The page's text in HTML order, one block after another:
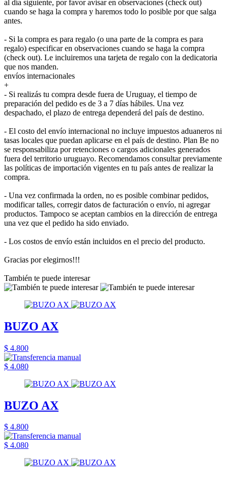
al día siguiente, por favor avisar en observaciones (check out)
cuando se haga la compra y haremos todo lo posible por que salga
antes.
- Si la compra es para regalo (o una parte de la compra es para
regalo) especificar en observaciones cuando se haga la compra
(check out). Le incluiremos una tarjeta de regalo con la dedicatoria
que nos manden.
envíos internacionales
+
- Si realizás tu compra desde fuera de Uruguay, el tiempo de
preparación del pedido es de 3 a 7 días hábiles. Una vez
despachado, el plazo de entrega dependerá del país de destino.
- El costo del envío internacional no incluye impuestos aduaneros ni
tasas locales que puedan aplicarse en el país de destino. Plan Be no
se responsabiliza por retenciones o cargos adicionales generados
fuera del territorio uruguayo. Recomendamos consultar previamente
las políticas de importación vigentes en tu país antes de realizar la
compra.
- Una vez confirmada la orden, no es posible combinar pedidos,
modificar talles, corregir datos de facturación o envío, ni agregar
productos. Tampoco se aceptan cambios en la dirección de entrega
una vez que el pedido ha sido enviado.
- Los costos de envío están incluidos en el precio del producto.
Gracias por elegirnos!!!
También te puede interesar
BUZO AX
$ 4.800
$ 4.080
BUZO AX
$ 4.800
$ 4.080